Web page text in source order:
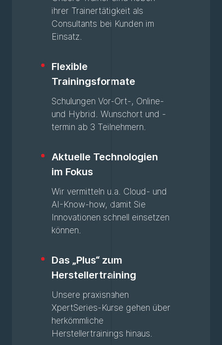
ihrer Trainertätigkeit als
Consultants bei Kunden im
Einsatz.
Flexible
Trainingsformate
Schulungen Vor-Ort-, Online-
und Hybrid. Wunschort und -
termin ab 3 Teilnehmern.
Aktuelle Technologien
im Fokus
Wir vermitteln u.a. Cloud- und
AI-Know-how, damit Sie
Innovationen schnell einsetzen
können.
Das „Plus“ zum
Herstellertraining
Unsere praxisnahen
XpertSeries-Kurse gehen über
herkömmliche
Herstellertrainings hinaus.